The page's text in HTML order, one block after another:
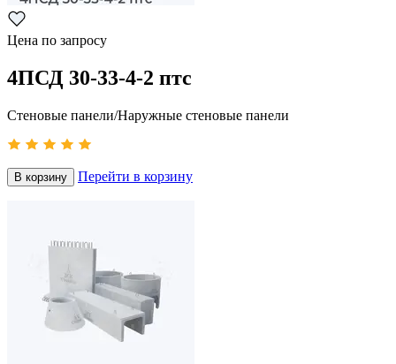
Цена по запросу
4ПСД 30-33-4-2 птс
Стеновые панели/Наружные стеновые панели
В корзину Перейти в корзину